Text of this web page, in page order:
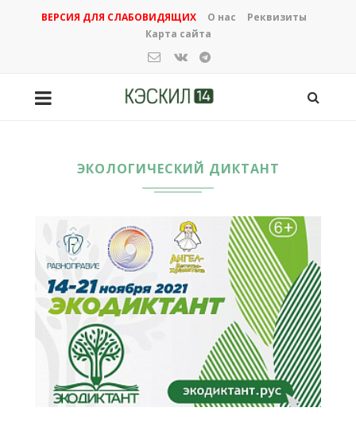
ВЕРСИЯ ДЛЯ СЛАБОВИДЯЩИХ О нас
Реквизиты
Карта сайта
ЭКОЛОГИЧЕСКИЙ ДИКТАНТ